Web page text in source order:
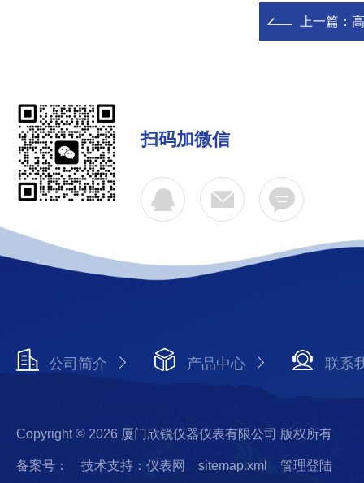
上一篇： 高
扫码加微信
公司简介 产品中心 联系
Copyright © 2026 厦门欣锐仪器仪表有限公司 版权所有
备案号： 技术支持：仪表网 sitemap.xml 管理登陆